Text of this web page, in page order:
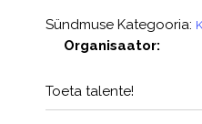
Sündmuse Kategooria:
Organisaator:
Toeta talente!